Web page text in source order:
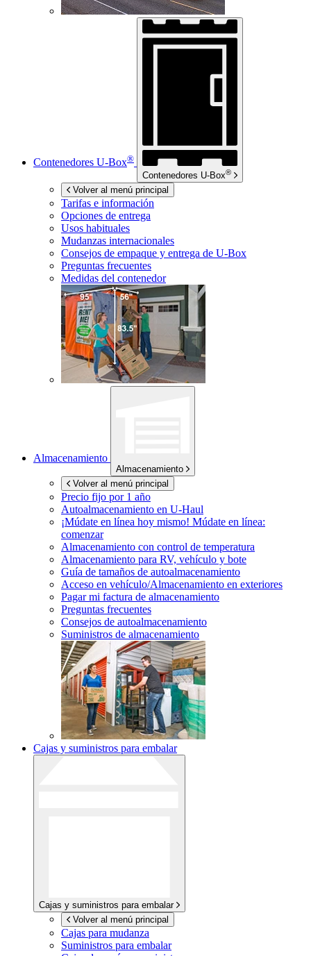
Contenedores U-Box®
Contenedores U-Box®
Volver al menú principal
Tarifas e información
Opciones de entrega
Usos habituales
Mudanzas internacionales
Consejos de empaque y entrega de U-Box
Preguntas frecuentes
Medidas del contenedor
Almacenamiento
Almacenamiento
Volver al menú principal
Precio fijo por 1 año
Autoalmacenamiento en U-Haul
¡Múdate en línea hoy mismo! Múdate en línea:
comenzar
Almacenamiento con control de temperatura
Almacenamiento para RV, vehículo y bote
Guía de tamaños de autoalmacenamiento
Acceso en vehículo/Almacenamiento en exteriores
Pagar mi factura de almacenamiento
Preguntas frecuentes
Consejos de autoalmacenamiento
Suministros de almacenamiento
Cajas y suministros para embalar
Cajas y suministros para embalar
Volver al menú principal
Cajas para mudanza
Suministros para embalar